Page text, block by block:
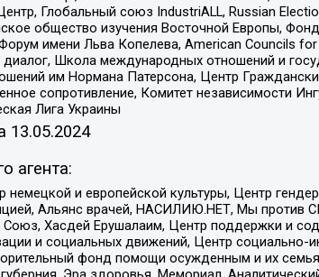
Глобальный союз IndustriALL, Russian
общество изучения Восточной Европы,
имени Льва Копелева, American Councils for
Школа международных отношений и
им Нормана Патерсона, Центр
сопротивление, Комитет независимости
Лига Украины
13.05.2024
агента:
и европейской культуры, Центр
Альянс врачей, НАСИЛИЮ.НЕТ, Мы против
Хасдей Ерушалаим, Центр поддержки и
и социальных движений, Центр социально-
фонд помощи осужденным и их